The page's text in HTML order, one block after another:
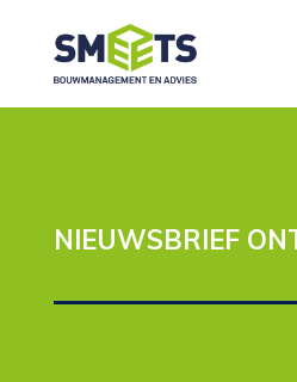
NIEUWSBRIEF